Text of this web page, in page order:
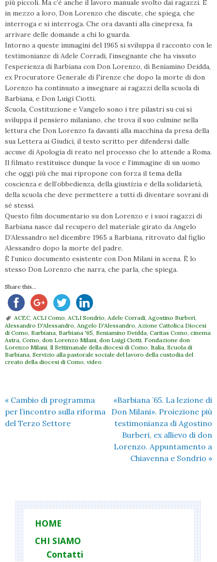
più piccoli. Ma c’è anche il lavoro manuale svolto dai ragazzi. E
in mezzo a loro, Don Lorenzo che discute, che spiega, che
interroga e si interroga. Che ora davanti alla cinepresa, fa
arrivare delle domande a chi lo guarda.
Intorno a queste immagini del 1965 si sviluppa il racconto con le
testimonianze di Adele Corradi, l’insegnante che ha vissuto
l’esperienza di Barbiana con Don Lorenzo, di Beniamino Deidda,
ex Procuratore Generale di Firenze che dopo la morte di don
Lorenzo ha continuato a insegnare ai ragazzi della scuola di
Barbiana, e Don Luigi Ciotti.
Scuola, Costituzione e Vangelo sono i tre pilastri su cui si
sviluppa il pensiero milaniano, che trova il suo culmine nella
lettura che Don Lorenzo fa davanti alla macchina da presa della
sua Lettera ai Giudici, il testo scritto per difendersi dalle
accuse di Apologia di reato nel processo che lo attende a Roma.
Il filmato restituisce dunque la voce e l’immagine di un uomo
che oggi più che mai ripropone con forza il tema della
coscienza e dell’obbedienza, della giustizia e della solidarietà,
della scuola che deve permettere a tutti di diventare sovrani di
sé stessi.
Questo film documentario su don Lorenzo e i suoi ragazzi di
Barbiana nasce dal recupero del materiale girato da Angelo
D’Alessandro nel dicembre 1965 a Barbiana, ritrovato dal figlio
Alessandro dopo la morte del padre.
È l’unico documento esistente con Don Milani in scena. È lo
stesso Don Lorenzo che narra, che parla, che spiega.
Share this...
ACEC, ACLI Como, ACLI Sondrio, Adele Corradi, Agostino Burberi,
Alessandro D'Alessandro, Angelo D'Alessandro, Azione Cattolica Diocesi
di Como, Barbiana, Barbiana '65, Beniamino Deidda, Caritas Como, cinema
Astra, Como, don Lorenzo Milani, don Luigi Ciotti, Fondazione don
Lorenzo Milani, Il Settimanale della diocesi di Como, Italia, Scuola di
Barbiana, Servizio alla pastorale sociale del lavoro della custodia del
creato della diocesi di Como, video
« Cambio di programma
per l’incontro sulla riforma
del Terzo Settore
«Barbiana ’65. La lezione di
Don Milani». Proiezione più
testimonianza di Agostino
Burberi, ex allievo di don
Lorenzo. Appuntamento a
Chiavenna e Sondrio »
HOME
CHI SIAMO
Contatti